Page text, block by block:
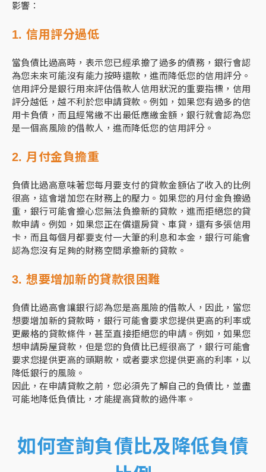
影響：
1. 信用評分過低
當負債比過高時，表示您已經承擔了過多的債務，銀行會認
為您未來可能沒有能力按時還款，進而降低您的信用評分。
信用評分是銀行用來評估借款人信用狀況的重要指標，信用
評分越低，越不利於您申請貸款。例如，如果您有過多的信
用卡負債，而且經常繳不出最低應繳金額，銀行就會認為您
是一個高風險的借款人，進而降低您的信用評分。
2. 月付金負擔重
負債比過高意味著您每月要支付的貸款金額佔了收入的比例
很高，這會增加您在財務上的壓力。如果您的月付金負擔過
重，銀行可能會擔心您無法負擔新的貸款，進而拒絕您的貸
款申請。例如，如果您正在償還房貸、車貸，還有多張信用
卡，而且每個月都要支付一大筆的利息和本金，銀行可能會
認為您沒有足夠的財務空間承擔新的貸款。
3. 想要增加新的貸款很困難
負債比過高會讓銀行認為您是高風險的借款人，因此，當您
想要增加新的貸款時，銀行可能會要求您提供更高的利率或
更嚴格的貸款條件，甚至直接拒絕您的申請。例如，如果您
想申請房屋貸款，但是您的負債比已經很高了，銀行可能會
要求您提供更高的頭期款，或者要求您提供更高的利率，以
降低銀行的風險。
因此，在申請貸款之前，您必須先了解自己的負債比，並盡
可能地降低負債比，才能提高貸款的過件率。
如何查詢負債比及降低負債